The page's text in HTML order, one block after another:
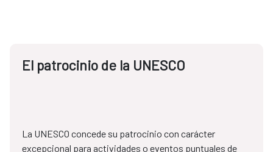
El patrocinio de la UNESCO
La UNESCO concede su patrocinio con carácter
excepcional para actividades o eventos puntuales de